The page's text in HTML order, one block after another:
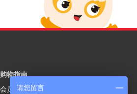
购物指南
会员注册请您留言